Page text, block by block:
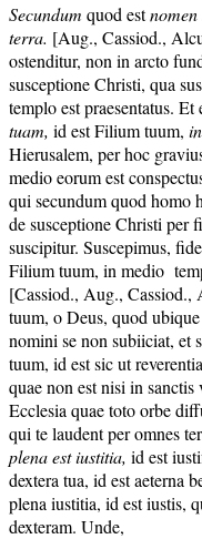
Secundum quod est
terra. [Aug., Cassiod.,
ostenditur, non in arcto
susceptione Christi, qua
templo est praesentatus. Et
tuam, id est Filium tuum,
Hierusalem, per hoc
medio eorum est
qui secundum quod homo
de susceptione Christi per
suscipitur. Suscepimus,
Filium tuum, in medio
[Cassiod., Aug., Cassiod.,
tuum, o Deus, quod
nomini se non subiiciat, et
tuum, id est sic ut
quae non est nisi in sanctis
Ecclesia quae toto orbe
qui te laudent per omnes
plena est iustitia, id est
dextera tua, id est aeterna
plena iustitia, id est iustis,
dexteram. Unde,